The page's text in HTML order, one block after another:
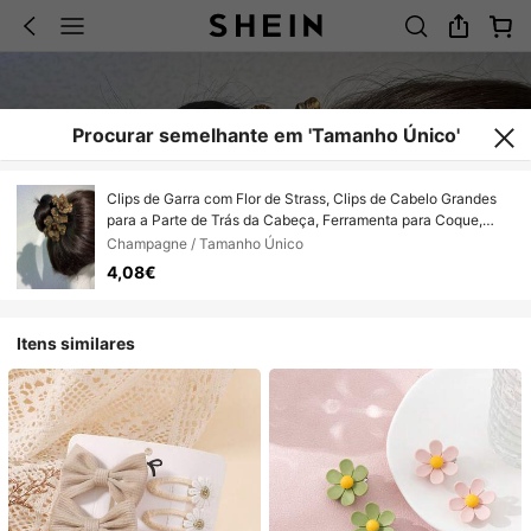
Procurar semelhante em 'Tamanho Único'
Clips de Garra com Flor de Strass, Clips de Cabelo Grandes
para a Parte de Trás da Cabeça, Ferramenta para Coque,
Acessório de Cabelo Versátil para Rabo de Cavalo, Clips de
Garra
Champagne / Tamanho Único
4,08€
Itens similares